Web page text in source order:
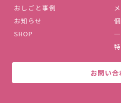
おしごと事例
お知らせ
SHOP
お問い合